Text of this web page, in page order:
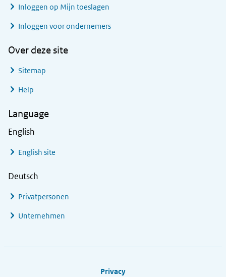
Inloggen op Mijn toeslagen
Inloggen voor ondernemers
Over deze site
Sitemap
Help
Language
English
English site
Deutsch
Privatpersonen
Unternehmen
Privacy